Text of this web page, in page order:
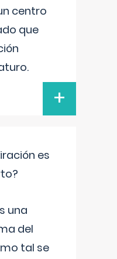
centro
que
+
es
una
del
tal se